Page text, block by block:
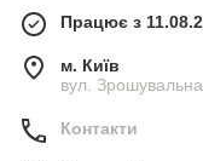
Працює з
м. Київ
вул.
Контакти